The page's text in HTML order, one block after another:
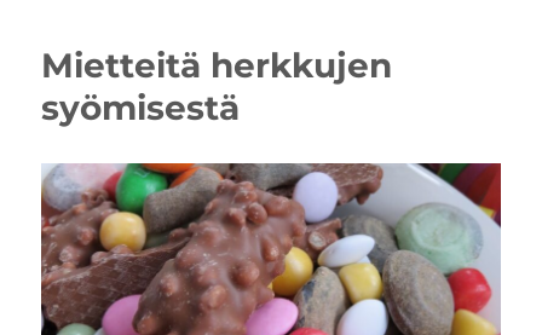
Mietteitä herkkujen
syömisestä